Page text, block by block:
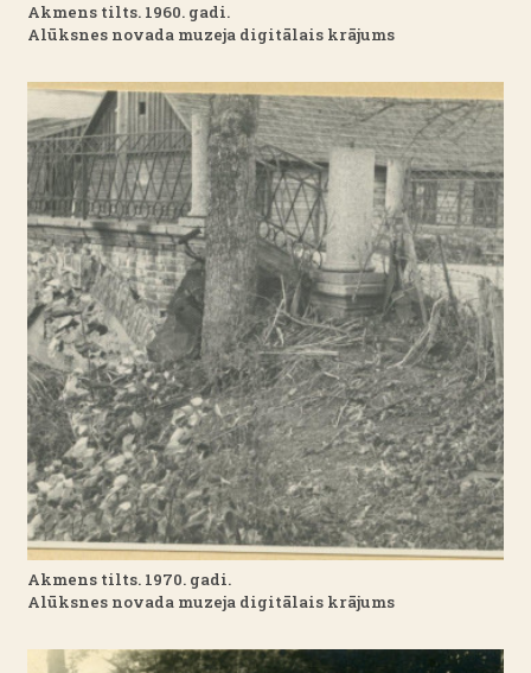
Akmens tilts. 1960. gadi.
Alūksnes novada muzeja digitālais krājums
Akmens tilts. 1970. gadi.
Alūksnes novada muzeja digitālais krājums